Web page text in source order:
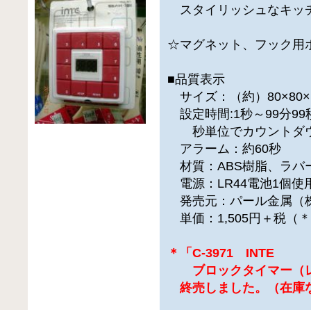
スタイリッシュなキッ
☆マグネット、フック用
■品質表示
サイズ：（約）
設定時間:1秒～99分99
秒単位でカウントダ
アラーム：約60秒
材質：ABS樹脂、ラバ
電源：LR44電池1個使
発売元：パール金属（
単価：1,505円＋税（
＊「C-3971 INTE
ブロックタイマー（
終売しました。（在庫